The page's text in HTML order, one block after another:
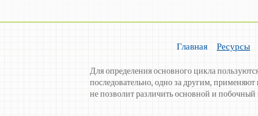
Главная Ресурсы
Для определения основного цикла
последовательно, одно за другим,
не позволит различить основной и побочный